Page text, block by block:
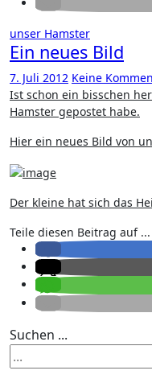
unser Hamster
Ein neues Bild
7. Juli 2012 Keine
Ist schon ein bisschen her seid ich das letzte Bild von unserem
Hamster gepostet habe.
Hier ein neues Bild von
Der kleine hat sich das
Teile diesen Beitrag auf ...
Suchen ...